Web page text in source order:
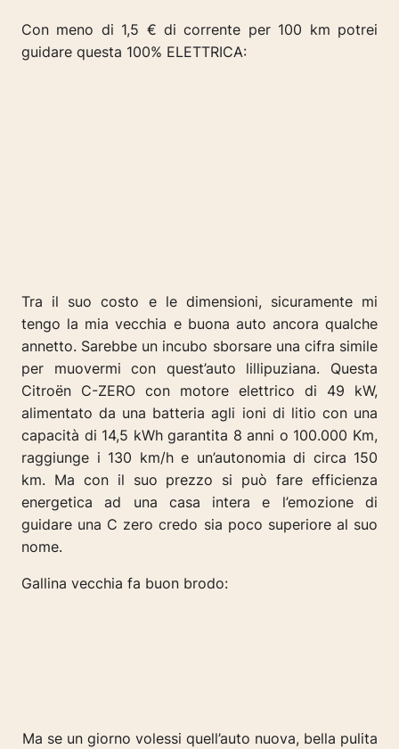
Con meno di 1,5 € di corrente per 100 km potrei
guidare questa 100% ELETTRICA:
Tra il suo costo e le dimensioni, sicuramente mi
tengo la mia vecchia e buona auto ancora qualche
annetto. Sarebbe un incubo sborsare una cifra simile
per muovermi con quest’auto lillipuziana. Questa
Citroën C-ZERO con motore elettrico di 49 kW,
alimentato da una batteria agli ioni di litio con una
capacità di 14,5 kWh garantita 8 anni o 100.000 Km,
raggiunge i 130 km/h e un’autonomia di circa 150
km. Ma con il suo prezzo si può fare efficienza
energetica ad una casa intera e l’emozione di
guidare una C zero credo sia poco superiore al suo
nome.
Gallina vecchia fa buon brodo:
Ma se un giorno volessi quell’auto nuova, bella pulita